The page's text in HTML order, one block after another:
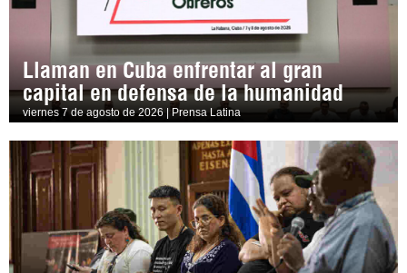
Llaman en Cuba enfrentar al gran
capital en defensa de la humanidad
viernes 7 de agosto de 2026 | Prensa Latina